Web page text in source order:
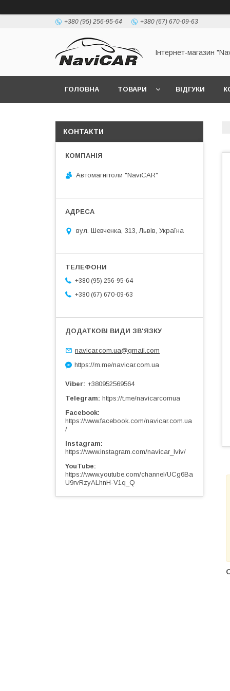
+380 (95) 256-95-64 +380 (67) 670-09-63
Інтернет-магазин
ГОЛОВНА ТОВАРИ ВІДГУКИ
КОНТАКТИ
Автомагнітоли "NaviCAR"
вул. Шевченка, 313, Львів, Україна
+380 (95) 256-95-64
+380 (67) 670-09-63
navicar.com.ua@gmail.com
https://m.me/navicar.com.ua
Viber
+380952569564
Telegram https://t.me/navicarcomua
Facebook
https://www.facebook.com/navicar.com.ua
/
Instagram
https://www.instagram.com/navicar_lviv/
YouTube
https://www.youtube.com/channel/UCg6Ba
U9rvRzyALhnH-V1q_Q